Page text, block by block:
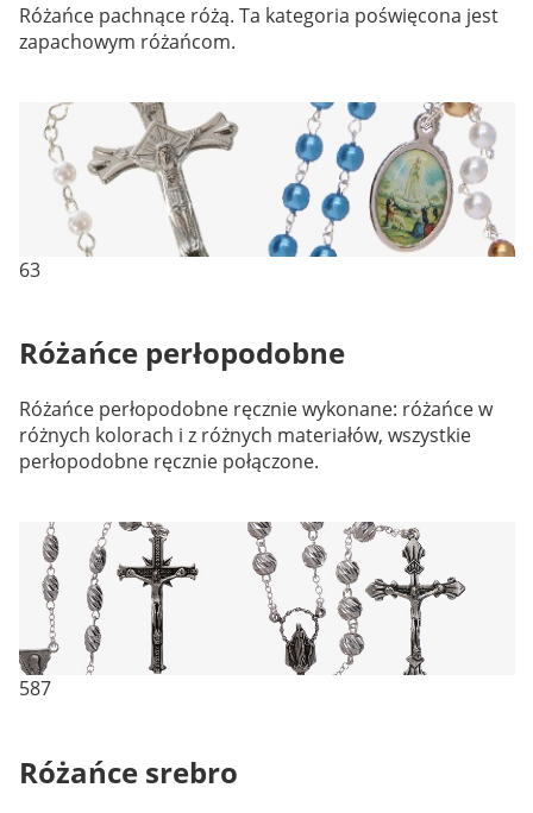
Różańce pachnące różą. Ta kategoria poświęcona jest
zapachowym różańcom.
63
Różańce perłopodobne
Różańce perłopodobne ręcznie wykonane: różańce w
różnych kolorach i z różnych materiałów, wszystkie
perłopodobne ręcznie połączone.
587
Różańce srebro